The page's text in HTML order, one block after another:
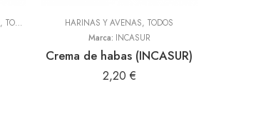
, TODOS
HARINAS Y AVENAS, TODOS
Marca: INCASUR
Crema de habas (INCASUR)
2,20 €